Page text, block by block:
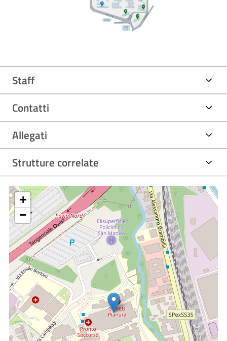
Staff
Contatti
Allegati
Strutture correlate
+
−